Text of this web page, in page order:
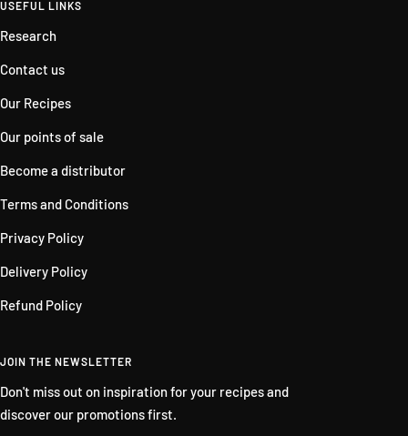
USEFUL LINKS
Research
Contact us
Our Recipes
Our points of sale
Become a distributor
Terms and Conditions
Privacy Policy
Delivery Policy
Refund Policy
JOIN THE NEWSLETTER
Don't miss out on inspiration for your recipes and
discover our promotions first.